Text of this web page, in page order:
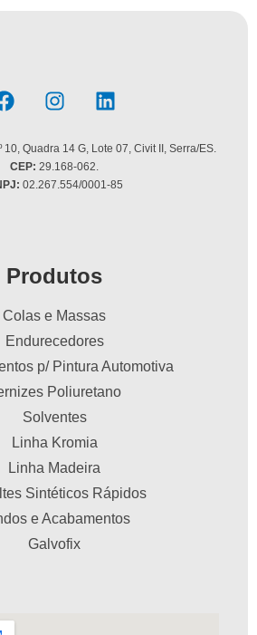
10, Quadra 14 G, Lote 07, Civit II, Serra/ES.
CEP: 29.168-062.
02.267.554/0001-85
Produtos
Colas e Massas
Endurecedores
p/ Pintura Automotiva
Poliuretano
Solventes
Linha Kromia
Linha Madeira
Sintéticos Rápidos
e Acabamentos
Galvofix